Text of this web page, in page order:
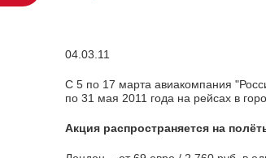
04.03.11
С 5 по 17 марта авиакомпания
по 31 мая 2011 года на рейсах в
Акция распространяется на